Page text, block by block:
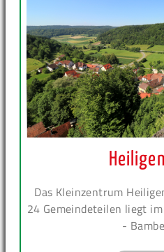
Das Kleinzentrum
24 Gemeindeteilen liegt
-